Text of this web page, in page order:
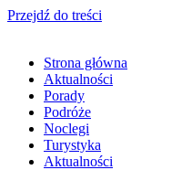
Przejdź do treści
Strona główna
Aktualności
Porady
Podróże
Noclegi
Turystyka
Aktualności